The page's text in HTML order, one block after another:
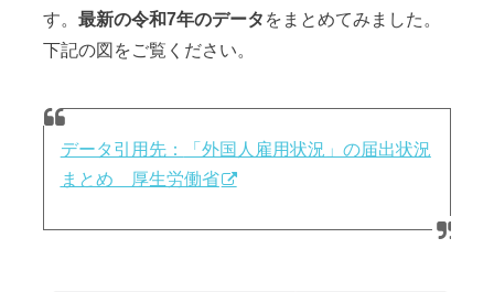
す。 最新の令和7年のデータ をまとめてみました。
下記の図をご覧ください。
データ引用先：
「外国人雇用状況」の届出状況
まとめ 厚生労働省